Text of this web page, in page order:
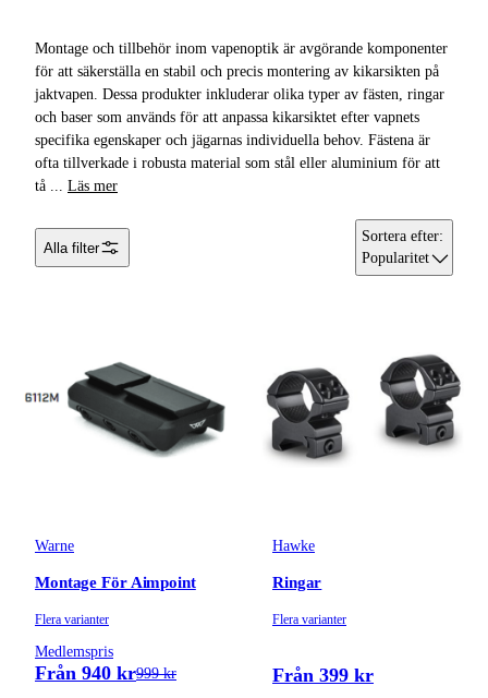
Tubkikare &
Kikarsikten
Rödpunktsikten
Montage och tillbehör inom vapenoptik är avgörande komponenter
för att säkerställa en stabil och precis montering av kikarsikten på
jaktvapen. Dessa produkter inkluderar olika typer av fästen, ringar
och baser som används för att anpassa kikarsiktet efter vapnets
specifika egenskaper och jägarnas individuella behov. Fästena är
ofta tillverkade i robusta material som stål eller aluminium för att
tå ... Läs mer
Alla filter
Sortera efter:
Popularitet
Warne
Montage För Aimpoint
Flera varianter
Medlemspris
Från 940 kr999 kr
Hawke
Ringar
Flera varianter
Från 399 kr